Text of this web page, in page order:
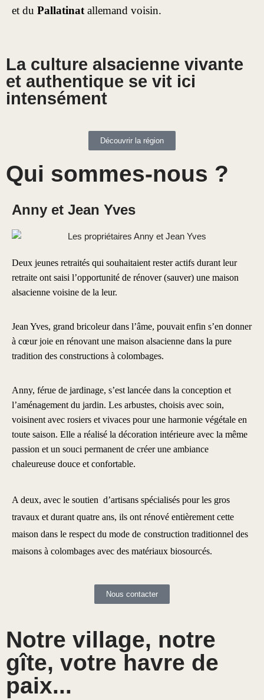
et du Pallatinat allemand voisin.
La culture alsacienne vivante
et authentique se vit ici
intensément
Découvrir la région
Qui sommes-nous ?
Anny et Jean Yves
Deux jeunes retraités qui souhaitaient rester actifs durant leur
retraite ont saisi l’opportunité de rénover (sauver) une maison
alsacienne voisine de la leur.
Jean Yves, grand bricoleur dans l’âme, pouvait enfin s’en donner
à cœur joie en rénovant une maison alsacienne dans la pure
tradition des constructions à colombages.
Anny, férue de jardinage, s’est lancée dans la conception et
l’aménagement du jardin. Les arbustes, choisis avec soin,
voisinent avec rosiers et vivaces pour une harmonie végétale en
toute saison. Elle a réalisé la décoration intérieure avec la même
passion et un souci permanent de créer une ambiance
chaleureuse douce et confortable.
A deux, avec le soutien d’artisans spécialisés pour les gros
travaux et durant quatre ans, ils ont rénové entièrement cette
maison dans le respect du mode de construction traditionnel des
maisons à colombages avec des matériaux biosourcés.
Nous contacter
Notre village, notre
gîte, votre havre de
paix...